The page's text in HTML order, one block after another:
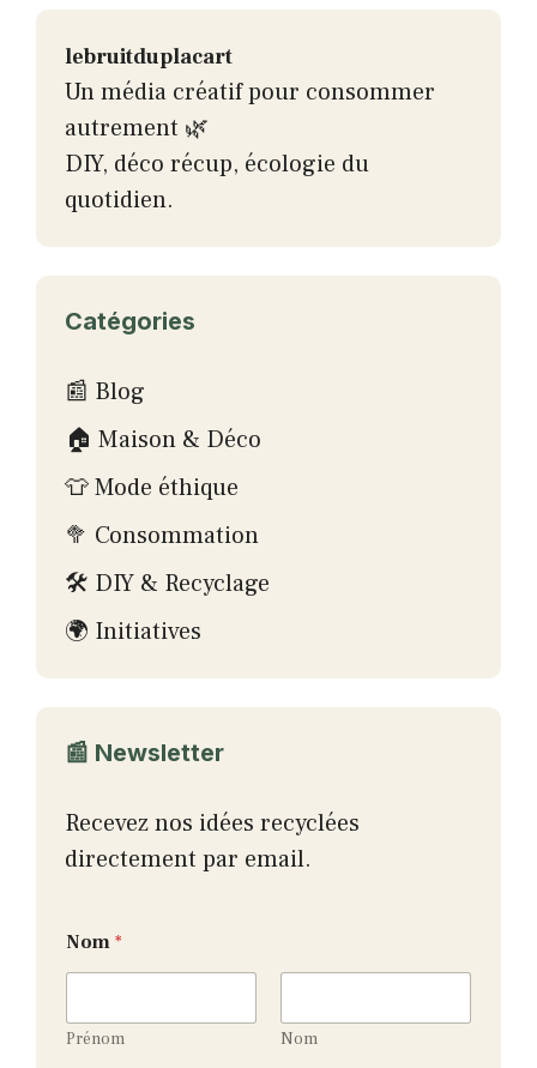
lebruitduplacart
Un média créatif pour consommer
autrement 🌿
DIY, déco récup, écologie du
quotidien.
Catégories
📰 Blog
🏠 Maison & Déco
👕 Mode éthique
🥦 Consommation
🛠 DIY & Recyclage
🌍 Initiatives
📰 Newsletter
Recevez nos idées recyclées
directement par email.
o
m
N
o
Nom *
Prénom Nom